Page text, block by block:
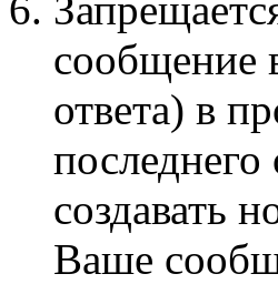
сообщение
ответа) в
последнего
создавать
Ваше